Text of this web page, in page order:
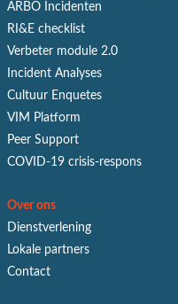
ARBO Incidenten
RI&E checklist
Verbeter module 2.0
Incident Analyses
Cultuur Enquetes
VIM Platform
Peer Support
COVID-19 crisis-respons
Over ons
Dienstverlening
Lokale partners
Contact